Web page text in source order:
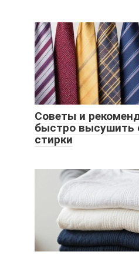
Советы и
быстро высушить
стирки